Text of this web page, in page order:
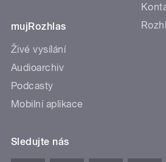
mujRozhlas
Živé vysílání
Audioarchiv
Podcasty
Mobilní aplikace
Sledujte nás